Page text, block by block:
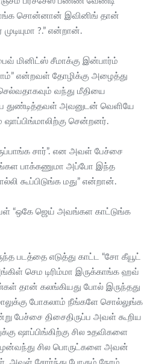
வாங்க சொன்னான் இவினிங் தான்
?.” என்றான்.
மினிட்ஸ் சீமாக்கு இன்பார்ம்
என்றவள் தோழிக்கு அழைத்து
வந்து மீதியை
துண்டித்தவள் அவனுடன் வெளியே
ஷாப்பிங்மாலிற்கு சென்றனர்.
சார்”. என அவள் பேச்சை
பாக்கணுமா அப்போ இந்த
கூப்பிடுங்க மது” என்றான்.
“ஒகே ஜெய் அவங்கள காட்டுங்க
படத்தை எடுத்து காட்ட “சோ கீயூட்
செம டிரிம்மா இருக்காங்க ஹவ்
தான் கலங்கியது போல் இருந்தது
போகலாம் நீங்களே சொல்லுங்க
பேச்சை திசைதிருப்ப அவள் கூறிய
ஷாப்பிங்கிற்கு சில உதவிகளை
சில பொருட்களை அவன்
அவள் சோர்ந்து போகும் நேரம்